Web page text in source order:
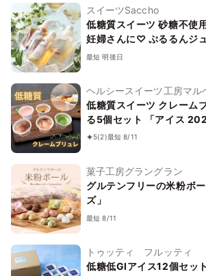
スイーツSaccho
低糖質スイーツ 砂糖不使
妊婦さんに♡ ぷるるんジュ
最短 明後日
ヘルシースイーツ工房マル
低糖質スイーツ クレーム
る5個セット 「アイス
2026」
5(2)最短 8/11
菓子工房グラングラン
グルテンフリーの米粉ボ
ズ」
最短 8/11
トゥッティ フルッティ
低糖低GIアイス12個セッ